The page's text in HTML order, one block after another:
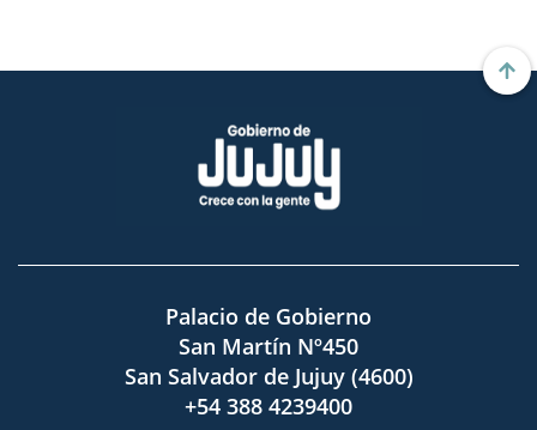
Palacio de Gobierno
San Martín Nº450
San Salvador de Jujuy (4600)
+54 388 4239400